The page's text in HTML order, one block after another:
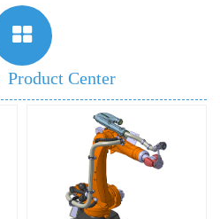
Product Center